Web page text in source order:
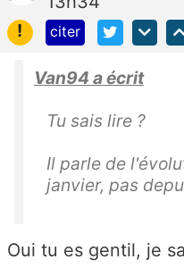
!
citer
Van94 a écrit
Tu sais lire ?
Il parle de
janvier, pas
Oui tu es gentil, je